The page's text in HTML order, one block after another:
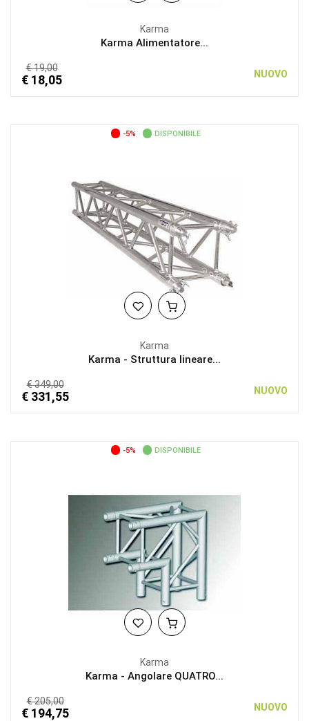
Karma
Karma Alimentatore...
€ 19,00
€ 18,05 NUOVO
-5% DISPONIBILE
Karma
Karma - Struttura lineare...
€ 349,00
€ 331,55 NUOVO
-5% DISPONIBILE
Karma
Karma - Angolare QUATRO...
€ 205,00
€ 194,75 NUOVO